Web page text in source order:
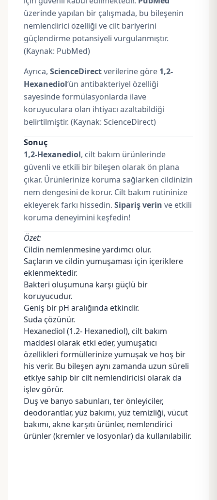
üzerinde yapılan bir çalışmada, bu bileşenin
nemlendirici özelliği ve cilt bariyerini
güçlendirme potansiyeli vurgulanmıştır.
(Kaynak: PubMed)
Ayrıca, ScienceDirectverilerine göre 1,2-
Hexanediol‘ün antibakteriyel özelliği
sayesinde formülasyonlarda ilave
koruyuculara olan ihtiyacı azaltabildiği
belirtilmiştir. (Kaynak: ScienceDirect)
Sonuç
1,2-Hexanediol, cilt bakım ürünlerinde
güvenli ve etkili bir bileşen olarak ön plana
çıkar. Ürünlerinize koruma sağlarken cildinizin
nem dengesini de korur. Cilt bakım rutininize
ekleyerek farkı hissedin. Sipariş verin ve etkili
koruma deneyimini keşfedin!
Özet:
Cildin nemlenmesine yardımcı olur.
Saçların ve cildin yumuşaması için içeriklere
eklenmektedir.
Bakteri oluşumuna karşı güçlü bir
koruyucudur.
Geniş bir pH aralığında etkindir.
Suda çözünür.
Hexanediol (1.2- Hexanediol), cilt bakım
maddesi olarak etki eder, yumuşatıcı
özellikleri formüllerinize yumuşak ve hoş bir
his verir. Bu bileşen aynı zamanda uzun süreli
etkiye sahip bir cilt nemlendiricisi olarak da
işlev görür.
Duş ve banyo sabunları, ter önleyiciler,
deodorantlar, yüz bakımı, yüz temizliği, vücut
bakımı, akne karşıtı ürünler, nemlendirici
ürünler (kremler ve losyonlar) da kullanılabilir.